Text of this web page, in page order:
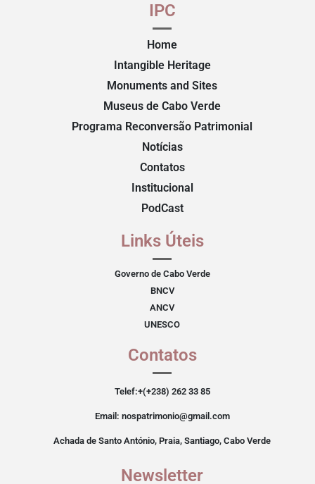
IPC
Home
Intangible Heritage
Monuments and Sites
Museus de Cabo Verde
Programa Reconversão Patrimonial
Notícias
Contatos
Institucional
PodCast
Links Úteis
Governo de Cabo Verde
BNCV
ANCV
UNESCO
Contatos
Telef:+(+238) 262 33 85
Email: nospatrimonio@gmail.com
Achada de Santo António, Praia, Santiago, Cabo Verde
Newsletter